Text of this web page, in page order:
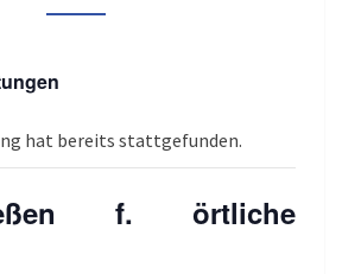
hat bereits stattgefunden.
f. örtliche